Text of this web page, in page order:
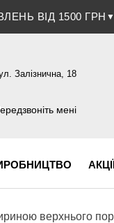
ВІД 1500 ГРН ▼
Залізнична, 18
609 84 32
мені
верхнього